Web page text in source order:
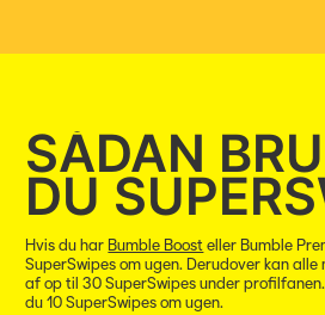
SÅDAN
DU
Hvis du har Bumble Boosteller Bumble
SuperSwipes om ugen. Derudover kan
af op til 30 SuperSwipes under
du 10 SuperSwipes om ugen.